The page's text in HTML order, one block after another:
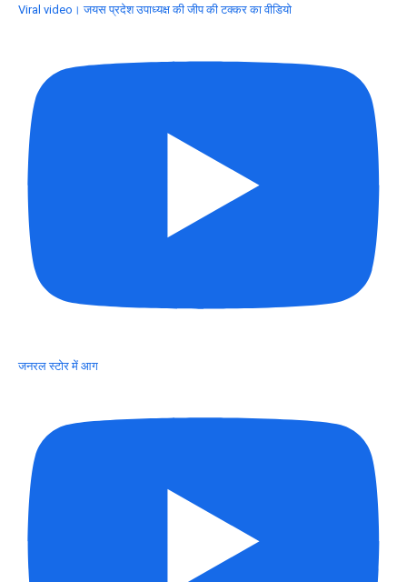
Viral video। जयस प्रदेश उपाध्यक्ष की जीप की टक्कर का वीडियो
जनरल स्टोर में आग